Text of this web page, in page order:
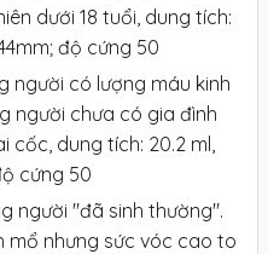
dưới 18 tuổi, dung tích:
độ cứng 50
người có lượng máu kinh
người chưa có gia đình
cốc, dung tích: 20.2 ml,
cứng 50
người "đã sinh thường".
mổ nhưng sức vóc cao to